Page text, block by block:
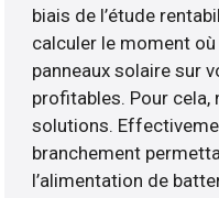
biais de l’étude
calculer le moment
panneaux solaire sur
profitables. Pour
solutions.
branchement
l’alimentation de